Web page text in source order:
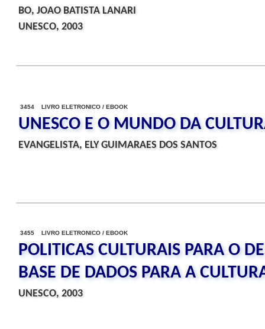
BO, JOAO BATISTA LANARI
UNESCO, 2003
3454 LIVRO ELETRONICO / EBOOK
UNESCO E O MUNDO DA
EVANGELISTA, ELY GUIMARAES DOS SANTOS
3455 LIVRO ELETRONICO / EBOOK
POLITICAS CULTURAIS PARA O
BASE DE DADOS PARA A
UNESCO, 2003